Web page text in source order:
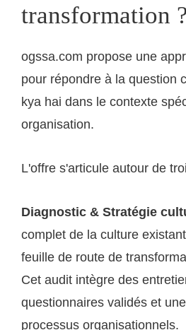
transformation ?
ogssa.com propose une
pour répondre à la question
kya hai dans le contexte
organisation.
L'offre s'articule autour de
Diagnostic & Stratégie
complet de la culture
feuille de route de
Cet audit intègre des
questionnaires validés et
processus organisationnels.